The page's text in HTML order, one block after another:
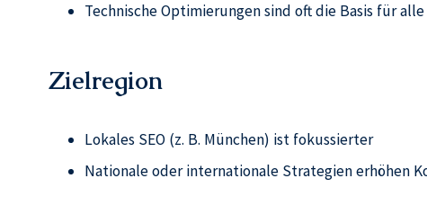
Technische Optimierungen sind oft die Basis für
Zielregion
Lokales SEO (z. B. München) ist fokussierter
Nationale oder internationale Strategien erhöhen